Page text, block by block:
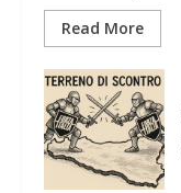
Read More